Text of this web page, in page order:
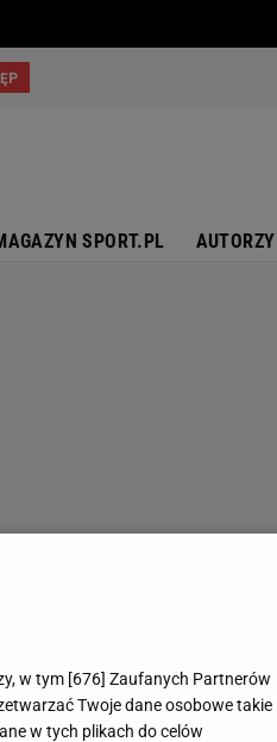
SPORT.PL AUTORZY
w tym [676] Zaufanych Partnerów
Twoje dane osobowe takie
w tych plikach do celów